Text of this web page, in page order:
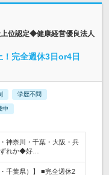
位認定◆健康経営優良法人
完全週休3日or4日
学歴不問
中
神奈川・千葉・大阪・兵
れか◆好…
千葉県）】 ■完全週休2